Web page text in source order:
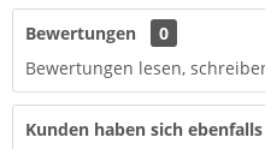
Bewertungen
0
Bewertungen lesen,
Kunden haben sich